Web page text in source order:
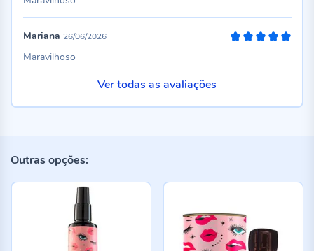
Mariana 26/06/2026
Maravilhoso
Ver todas as avaliações
Outras opções: